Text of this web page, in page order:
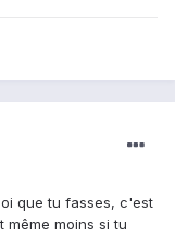
que tu fasses, c'est
même moins si tu